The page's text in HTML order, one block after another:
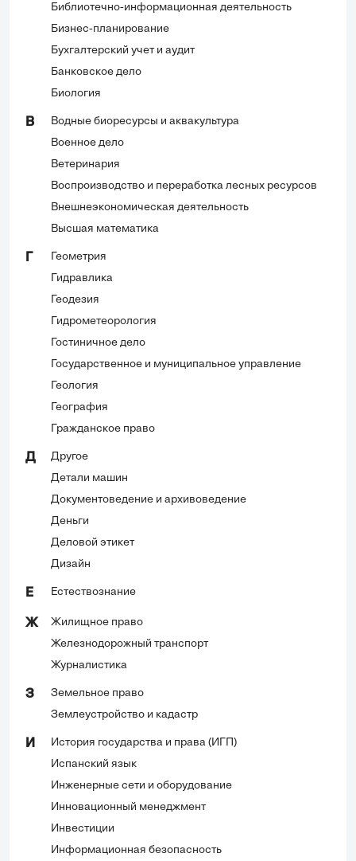
Библиотечно-информационная деятельность
Бизнес-планирование
Бухгалтерский учет и аудит
Банковское дело
Биология
В
Водные биоресурсы и аквакультура
Военное дело
Ветеринария
Воспроизводство и переработка лесных ресурсов
Внешнеэкономическая деятельность
Высшая математика
Геометрия
Гидравлика
Геодезия
Гидрометеорология
Гостиничное дело
Государственное и муниципальное управление
Геология
География
Гражданское право
Д
Другое
Детали машин
Документоведение и архивоведение
Деньги
Деловой этикет
Дизайн
Е Естествознание
Ж
Жилищное право
Железнодорожный транспорт
Журналистика
З
Земельное право
Землеустройство и кадастр
И
История государства и права (ИГП)
Испанский язык
Инженерные сети и оборудование
Инновационный менеджмент
Инвестиции
Информационная безопасность